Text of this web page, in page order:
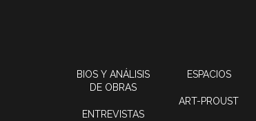
BIOS Y ANÁLISIS
DE OBRAS
ENTREVISTAS
ESPACIOS
ART-PROUST